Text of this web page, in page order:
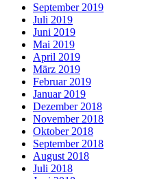
September 2019
Juli 2019
Juni 2019
Mai 2019
April 2019
März 2019
Februar 2019
Januar 2019
Dezember 2018
November 2018
Oktober 2018
September 2018
August 2018
Juli 2018